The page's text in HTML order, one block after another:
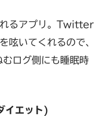
るアプリ。Twitter
呟いてくれるので、
ログ側にも睡眠時
イエット)